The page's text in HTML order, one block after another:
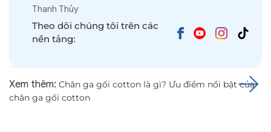
Thanh Thủy
Theo dõi chúng tôi trên các
nền tảng:
Xem thêm: Chăn ga gối cotton là gì? Ưu điểm nổi bật của
chăn ga gối cotton